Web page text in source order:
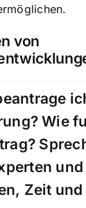
von
Wie
Zeit und